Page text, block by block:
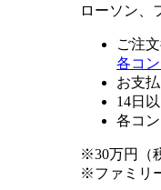
ローソン、
ご注
各コ
お支
14日
各コ
※30万円（
※ファミリ